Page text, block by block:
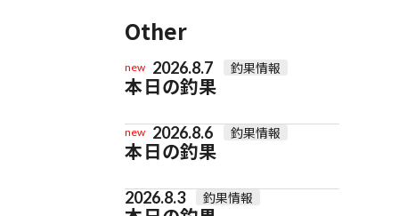
Other
new 2026.8.7 釣果情報
本日の釣果
new 2026.8.6 釣果情報
本日の釣果
2026.8.3 釣果情報